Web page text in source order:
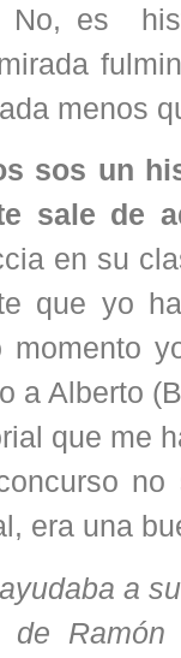
No, es
menos
sos un
sale de
en su
que yo
a Alberto
que me
era una
a
Ramón